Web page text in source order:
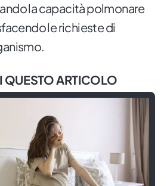
la capacità polmonare
le richieste di
QUESTO ARTICOLO